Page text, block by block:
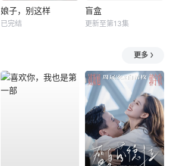
娘子，别这样
已完结
盲盒
更新至第13集
更多